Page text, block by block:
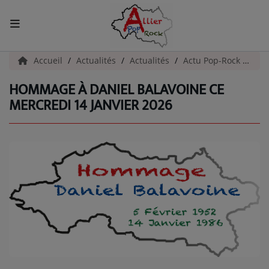
ACCUEIL
Actualités
INFOS - ALLIER
AGENDA CULTUREL - ALLIER
INFOS POP ROCK
La Radio
EMISSIONS
Accueil Actualités Actualités Actu Pop-Rock
HOMMAGE À DANIEL BALAVOINE CE
MERCREDI 14 JANVIER 2026